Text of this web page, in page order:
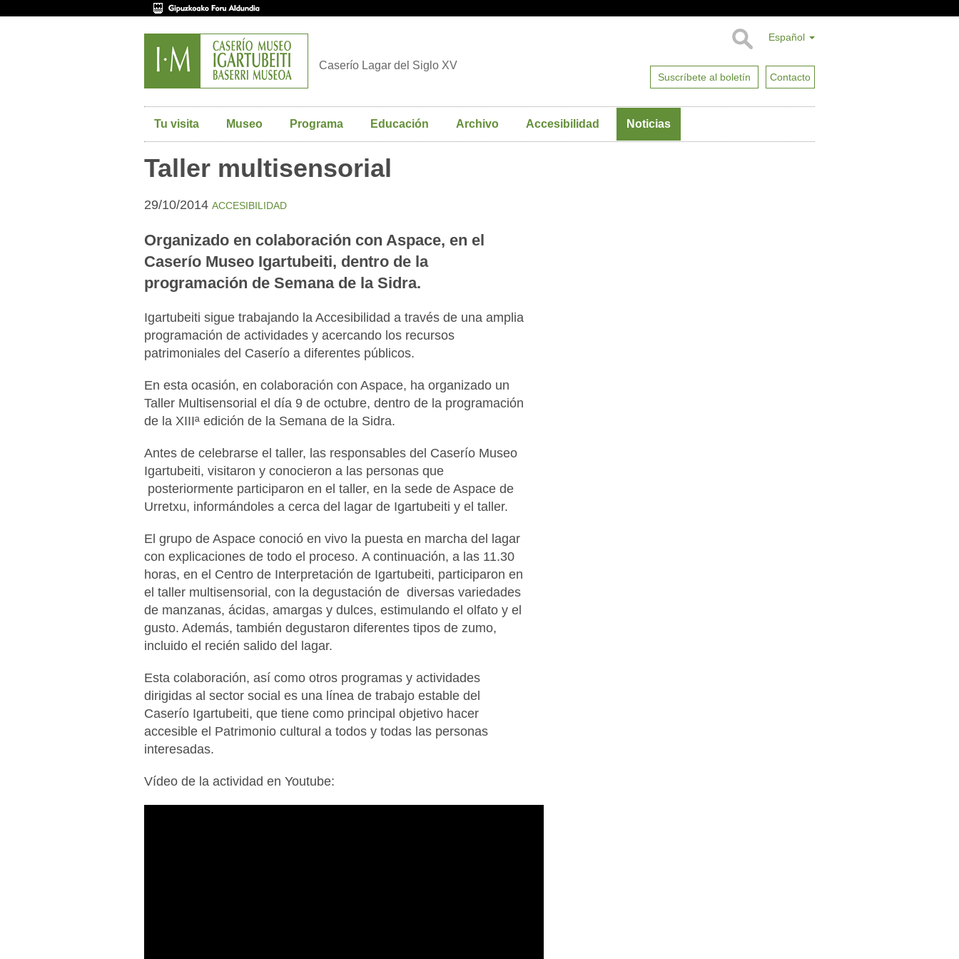
Español
Suscríbete al boletín Contacto
Caserío Lagar del Siglo XV
Tu visita Museo Programa Educación Archivo Accesibilidad Noticias
Taller multisensorial
29/10/2014 ACCESIBILIDAD
Organizado en colaboración con Aspace, en el
Caserío Museo Igartubeiti, dentro de la
programación de Semana de la Sidra.
Igartubeiti sigue trabajando la Accesibilidad a través de una amplia
programación de actividades y acercando los recursos
patrimoniales del Caserío a diferentes públicos.
En esta ocasión, en colaboración con Aspace, ha organizado un
Taller Multisensorial el día 9 de octubre, dentro de la programación
de la XIIIª edición de la Semana de la Sidra.
Antes de celebrarse el taller, las responsables del Caserío Museo
Igartubeiti, visitaron y conocieron a las personas que
posteriormente participaron en el taller, en la sede de Aspace de
Urretxu, informándoles a cerca del lagar de Igartubeiti y el taller.
El grupo de Aspace conoció en vivo la puesta en marcha del lagar
con explicaciones de todo el proceso. A continuación, a las 11.30
horas, en el Centro de Interpretación de Igartubeiti, participaron en
el taller multisensorial, con la degustación de diversas variedades
de manzanas, ácidas, amargas y dulces, estimulando el olfato y el
gusto. Además, también degustaron diferentes tipos de zumo,
incluido el recién salido del lagar.
Esta colaboración, así como otros programas y actividades
dirigidas al sector social es una línea de trabajo estable del
Caserío Igartubeiti, que tiene como principal objetivo hacer
accesible el Patrimonio cultural a todos y todas las personas
interesadas.
Vídeo de la actividad en Youtube: